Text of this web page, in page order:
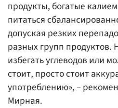
продукты, богатые
питаться
допуская резких
разных групп продуктов.
избегать углеводов или
стоит, просто стоит
употреблению», –
Мирная.